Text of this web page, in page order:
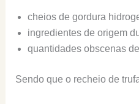
cheios de gordura
ingredientes de origem
quantidades obscenas
Sendo que o recheio de